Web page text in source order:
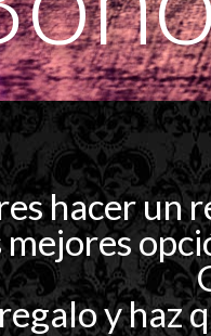
hacer un
mejores
y haz